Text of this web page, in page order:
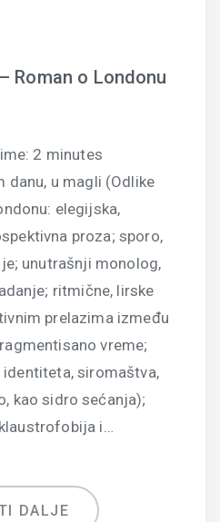
Roman o Londonu
2 minutes
danu, u magli (Odlike
elegijska,
proza; sporo,
unutrašnji monolog,
ritmične, lirske
prelazima između
vreme;
siromaštva,
kao sidro sećanja);
i…
DALJE